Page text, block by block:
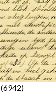
(6942)